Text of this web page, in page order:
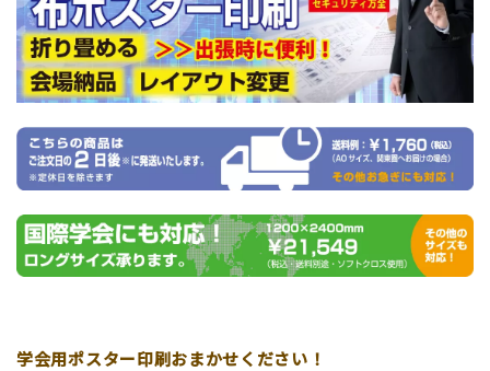
学会用ポスター印刷おまかせください！